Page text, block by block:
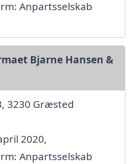
Anpartsselskab
Bjarne Hansen &
3230 Græsted
2020,
Anpartsselskab